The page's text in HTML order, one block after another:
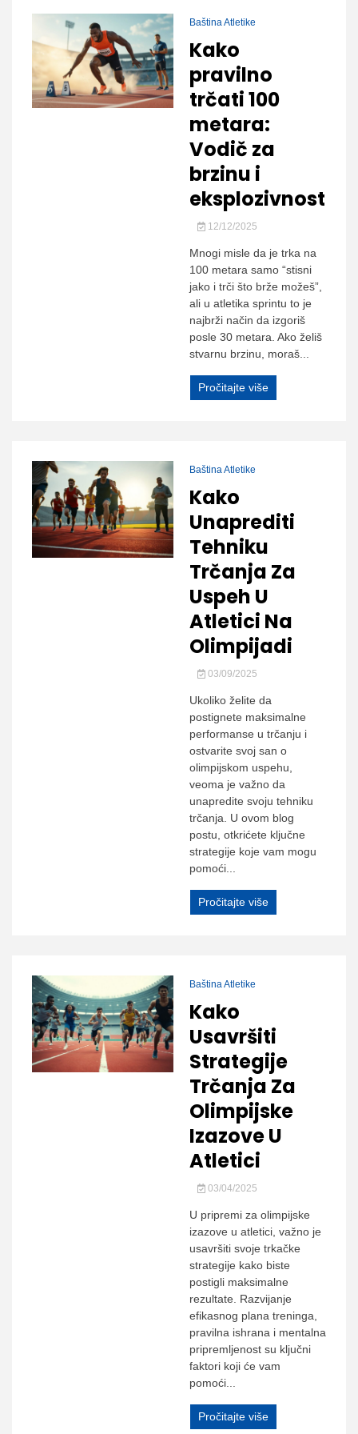
Baština Atletike
Kako
pravilno
trčati 100
metara:
Vodič za
brzinu i
eksplozivnost
12/12/2025
Mnogi misle da je trka na
100 metara samo “stisni
jako i trči što brže možeš”,
ali u atletika sprintu to je
najbrži način da izgoriš
posle 30 metara. Ako želiš
stvarnu brzinu, moraš...
Pročitajte više
Baština Atletike
Kako
Unaprediti
Tehniku
Trčanja Za
Uspeh U
Atletici Na
Olimpijadi
03/09/2025
Ukoliko želite da
postignete maksimalne
performanse u trčanju i
ostvarite svoj san o
olimpijskom uspehu,
veoma je važno da
unapredite svoju tehniku
trčanja. U ovom blog
postu, otkrićete ključne
strategije koje vam mogu
pomoći...
Pročitajte više
Baština Atletike
Kako
Usavršiti
Strategije
Trčanja Za
Olimpijske
Izazove U
Atletici
03/04/2025
U pripremi za olimpijske
izazove u atletici, važno je
usavršiti svoje trkačke
strategije kako biste
postigli maksimalne
rezultate. Razvijanje
efikasnog plana treninga,
pravilna ishrana i mentalna
pripremljenost su ključni
faktori koji će vam
pomoći...
Pročitajte više